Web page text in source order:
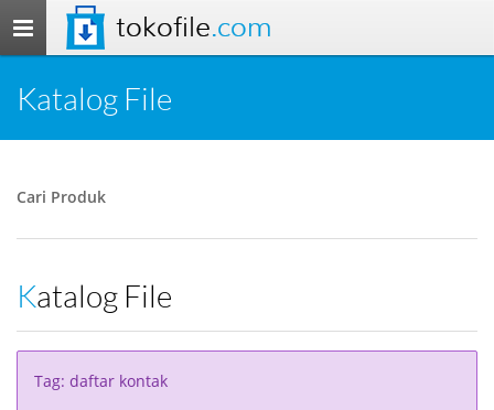
Toggle
navigation
tokofile.com
Katalog File
Cari Produk
Katalog File
Tag: daftar kontak